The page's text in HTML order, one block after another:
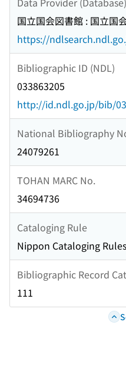
国立国会図書館 : 国立国
https://
Bibliographic ID (NDL)
033863205
http://id.ndl.go.jp/bib/
National Bibliography
24079261
TOHAN MARC No.
34694736
Cataloging Rule
Nippon Cataloging
Bibliographic Record
111